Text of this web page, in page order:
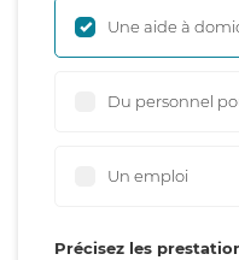
Une aide à
Du personnel
Un emploi
Précisez les